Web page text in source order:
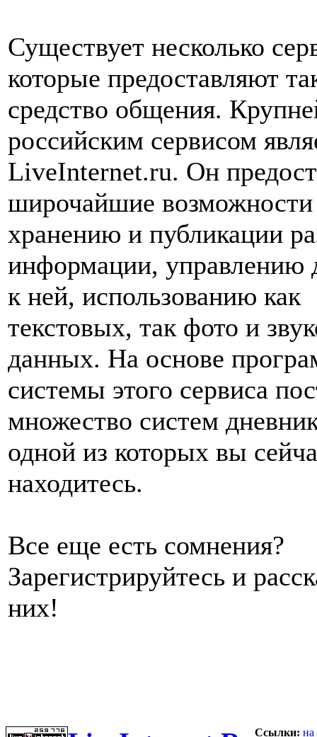
Существует несколько
которые предоставляют
средство общения.
российским сервисом
LiveInternet.ru. Он
широчайшие
хранению и публикации
информации, управлению
к ней, использованию как
текстовых, так фото и
данных. На основе
системы этого сервиса
множество систем
одной из которых вы
находитесь.
Все еще есть сомнения?
Зарегистрируйтесь и
них!
Ссылки: на